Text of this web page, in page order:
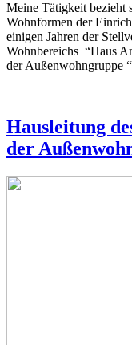
Meine Tätigkeit bezieht
Wohnformen der
einigen Jahren der
Wohnbereichs “Haus
der Außenwohngruppe
Hausleitung
der